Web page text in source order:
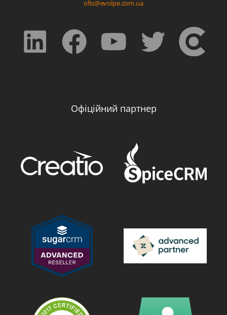
ofis@evolpe.com.ua
Офіційний партнер